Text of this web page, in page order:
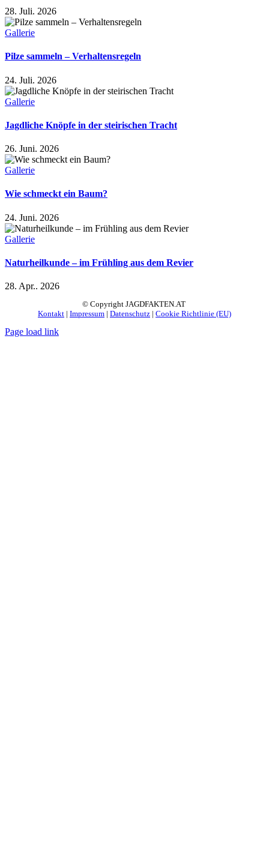
28. Juli. 2026
Gallerie
Pilze sammeln – Verhaltensregeln
24. Juli. 2026
Gallerie
Jagdliche Knöpfe in der steirischen Tracht
26. Juni. 2026
Gallerie
Wie schmeckt ein Baum?
24. Juni. 2026
Gallerie
Naturheilkunde – im Frühling aus dem Revier
28. Apr.. 2026
© Copyright JAGDFAKTEN.AT
Kontakt | Impressum | Datenschutz | Cookie Richtlinie (EU)
Page load link